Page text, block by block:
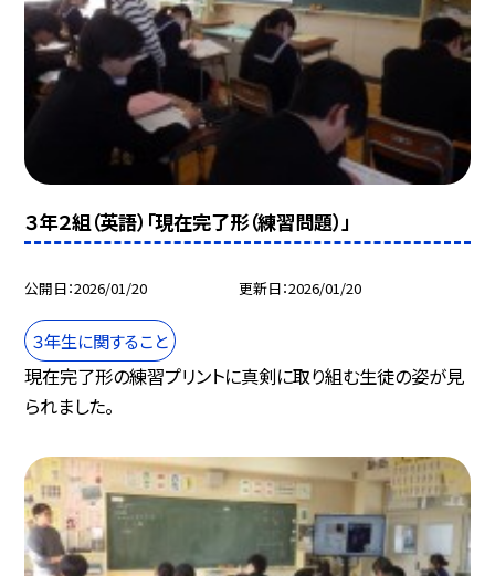
３年２組（英語）「現在完了形（練習問題）」
公開日 2026/01/20 更新日 2026/01/20
３年生に関すること
現在完了形の練習プリントに真剣に取り組む生徒の姿が見
られました。